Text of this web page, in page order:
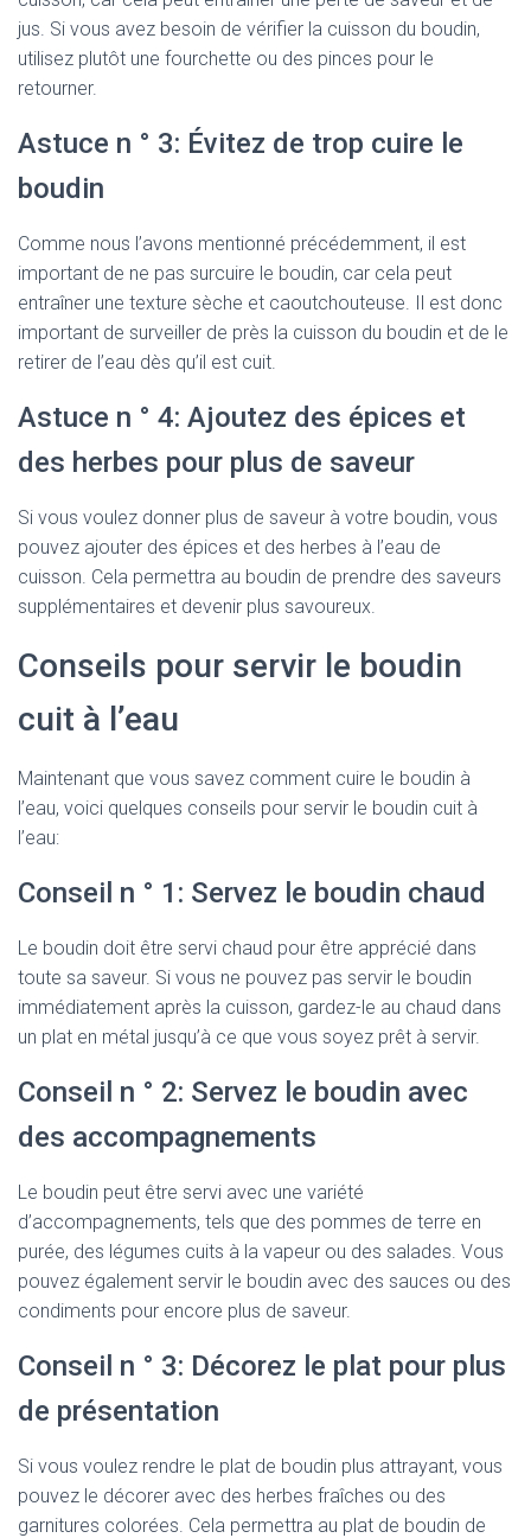
jus. Si vous avez besoin de vérifier la cuisson du boudin,
utilisez plutôt une fourchette ou des pinces pour le
retourner.
Astuce n ° 3: Évitez de trop cuire le
boudin
Comme nous l’avons mentionné précédemment, il est
important de ne pas surcuire le boudin, car cela peut
entraîner une texture sèche et caoutchouteuse. Il est donc
important de surveiller de près la cuisson du boudin et de le
retirer de l’eau dès qu’il est cuit.
Astuce n ° 4: Ajoutez des épices et
des herbes pour plus de saveur
Si vous voulez donner plus de saveur à votre boudin, vous
pouvez ajouter des épices et des herbes à l’eau de
cuisson. Cela permettra au boudin de prendre des saveurs
supplémentaires et devenir plus savoureux.
Conseils pour servir le boudin
cuit à l’eau
Maintenant que vous savez comment cuire le boudin à
l’eau, voici quelques conseils pour servir le boudin cuit à
l’eau:
Conseil n ° 1: Servez le boudin chaud
Le boudin doit être servi chaud pour être apprécié dans
toute sa saveur. Si vous ne pouvez pas servir le boudin
immédiatement après la cuisson, gardez-le au chaud dans
un plat en métal jusqu’à ce que vous soyez prêt à servir.
Conseil n ° 2: Servez le boudin avec
des accompagnements
Le boudin peut être servi avec une variété
d’accompagnements, tels que des pommes de terre en
purée, des légumes cuits à la vapeur ou des salades. Vous
pouvez également servir le boudin avec des sauces ou des
condiments pour encore plus de saveur.
Conseil n ° 3: Décorez le plat pour plus
de présentation
Si vous voulez rendre le plat de boudin plus attrayant, vous
pouvez le décorer avec des herbes fraîches ou des
garnitures colorées. Cela permettra au plat de boudin de